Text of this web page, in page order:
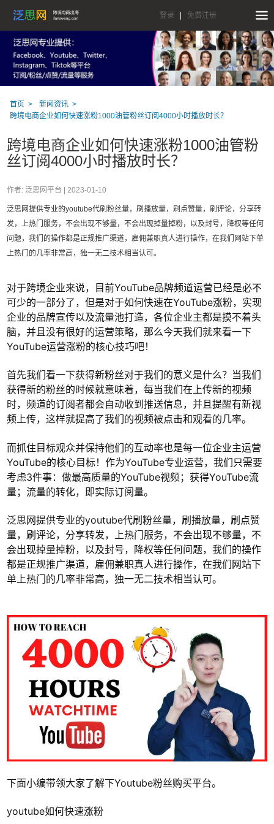
登录 免费注册
首页
新闻资讯
跨境电商企业如何快速涨粉1000油管粉丝订阅4000小时播放时长？
跨境电商企业如何快速涨粉1000油管粉
丝订阅4000小时播放时长？
作者: 泛思网平台 | 2023-01-10
泛思网提供专业的youtube代刷粉丝量，刷播放量，刷点赞量，刷评论，分享转
发，上热门服务，不会出现不够量，不会出现掉量掉粉，以及封号，降权等任何
问题，我们的操作都是正规推广渠道，雇佣兼职真人进行操作，在我们网站下单
上热门的几率非常高，独一无二技术相当认可。
对于跨境企业来说，目前YouTube品牌频道运营已经是必不
可少的一部分了，但是对于如何快速在YouTube涨粉，实现
企业的品牌宣传以及流量池打造，各位企业主都是摸不着头
脑，并且没有很好的运营策略，那么今天我们就来看一下
YouTube运营涨粉的核心技巧吧！
首先我们看一下获得新粉丝对于我们的意义是什么？当我们
获得新的粉丝的时候就意味着，每当我们在上传新的视频
时，频道的订阅者都会自动收到推送信息，并且提醒有新视
频上传，这样就提高了我们的视频被点击和观看的几率。
而抓住目标观众并保持他们的互动率也是每一位企业主运营
YouTube的核心目标！作为YouTube专业运营，我们只需要
考虑3件事：做最高质量的YouTube视频；获得YouTube流
量；流量的转化，即实际订阅量。
泛思网提供专业的youtube代刷粉丝量，刷播放量，刷点赞
量，刷评论，分享转发，上热门服务，不会出现不够量，不
会出现掉量掉粉，以及封号，降权等任何问题，我们的操作
都是正规推广渠道，雇佣兼职真人进行操作，在我们网站下
单上热门的几率非常高，独一无二技术相当认可。
下面小编带领大家了解下Youtube粉丝购买平台。
youtube如何快速涨粉